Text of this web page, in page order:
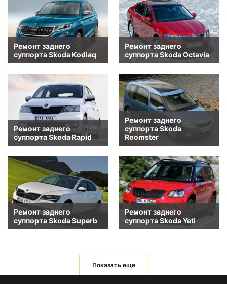
Ремонт заднего
суппорта Skoda Kodiaq
Ремонт заднего
суппорта Skoda Octavia
Ремонт заднего
суппорта Skoda Rapid
Ремонт заднего
суппорта Skoda
Roomster
Ремонт заднего
суппорта Skoda Superb
Ремонт заднего
суппорта Skoda Yeti
Показать еще